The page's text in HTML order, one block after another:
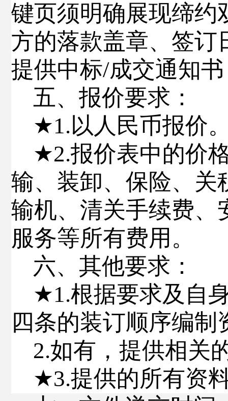
键页须明确展现缔约
方的落款盖章、签订
提供中标/成交通知
五、报价要求 ：
★1.以人民币报价
★2.报价表中的价
输、装卸、保险、关
输机、清关手续费、
服务等所有费用。
六、其他要求 ：
★1.根据要求及自
四条的装订顺序编制
2.如有，提供相关
★3.提供的所有资